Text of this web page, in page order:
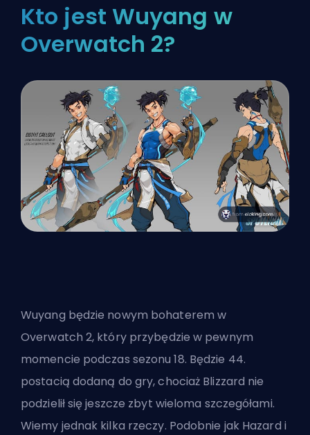
Kto jest Wuyang w
Overwatch 2?
Wuyang będzie nowym bohaterem w
Overwatch 2, który przybędzie w pewnym
momencie podczas sezonu 18. Będzie 44.
postacią dodaną do gry, chociaż Blizzard nie
podzielił się jeszcze zbyt wieloma szczegółami.
Wiemy jednak kilka rzeczy. Podobnie jak Hazard i